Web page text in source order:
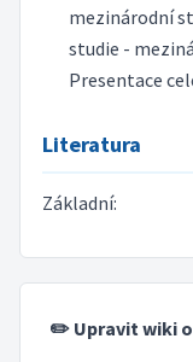
mezinárodní
studie -
Presentace
Literatura
Základní:
✏️ Upravit wiki